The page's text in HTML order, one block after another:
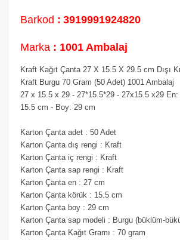
Barkod : 3919991924820
Marka : 1001 Ambalaj
Kraft Kağıt Çanta 27 X 15.5 X 29.5 cm Dışı
Kraft Burgu 70 Gram (50 Adet) 1001 Ambalaj
27 x 15.5 x 29 - 27*15.5*29 - 27x15.5 x29
15.5 cm - Boy: 29 cm
Karton Çanta adet : 50 Adet
Karton Çanta dış rengi : Kraft
Karton Çanta iç rengi : Kraft
Karton Çanta sap rengi : Kraft
Karton Çanta en : 27 cm
Karton Çanta körük : 15.5 cm
Karton Çanta boy : 29 cm
Karton Çanta sap modeli : Burgu (büklüm-
Karton Çanta Kağıt Gramı : 70 gram